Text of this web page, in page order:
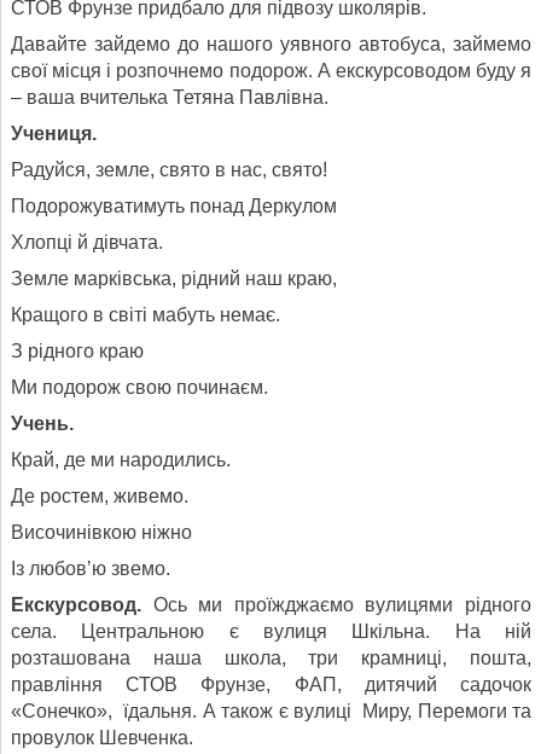
СТОВ Фрунзе придбало для підвозу школярів.
Давайте зайдемо до нашого уявного автобуса, займемо
свої місця і розпочнемо подорож. А екскурсоводом буду я
– ваша вчителька Тетяна Павлівна.
Учениця.
Радуйся, земле, свято в нас, свято!
Подорожуватимуть понад Деркулом
Хлопці й дівчата.
Земле марківська, рідний наш краю,
Кращого в світі мабуть немає.
З рідного краю
Ми подорож свою починаєм.
Учень.
Край, де ми народились.
Де ростем, живемо.
Височинівкою ніжно
Із любов’ю звемо.
Екскурсовод. Ось ми проїжджаємо вулицями рідного
села. Центральною є вулиця Шкільна. На ній
розташована наша школа, три крамниці, пошта,
правління СТОВ Фрунзе, ФАП, дитячий садочок
«Сонечко», їдальня. А також є вулиці Миру, Перемоги та
провулок Шевченка.